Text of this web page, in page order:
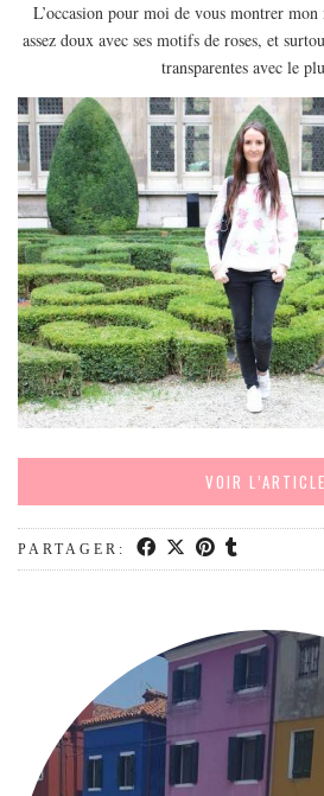
EUROPE
FRANCE
GRÈCE
HONGRIE
ITALIE
PAYS BAS
RÉPUBLIQUE TCHÈQUE
OCÉANIE
AUSTRALIE
ARTICLES PRATIQUES
MON PROGRAMME DE YOGA EN LIGNE
MODE
LIFESTYLE
ME CONTACTER
L’occasion pour moi de vous montrer
assez doux avec ses motifs de roses, et
transparentes avec le
VOIR L’ARTICLE
PARTAGER: